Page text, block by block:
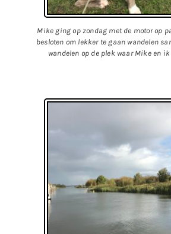
Mike ging op zondag met de motor op
besloten om lekker te gaan wandelen
wandelen op de plek waar Mike en